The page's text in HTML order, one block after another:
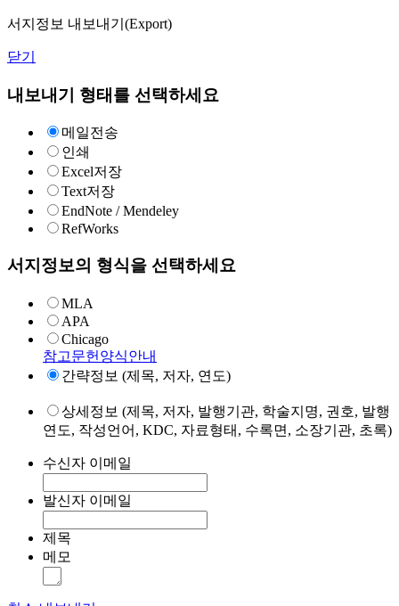
서지정보 내보내기(Export)
닫기
내보내기 형태를 선택하세요
메일전송
인쇄
Excel저장
Text저장
EndNote / Mendeley
RefWorks
서지정보의 형식을 선택하세요
MLA
APA
Chicago
참고문헌양식안내
간략정보 (제목, 저자, 연도)
상세정보 (제목, 저자, 발행기관, 학술지명, 권호, 발행
연도, 작성언어, KDC, 자료형태, 수록면, 소장기관, 초록)
수신자 이메일
발신자 이메일
제목
메모